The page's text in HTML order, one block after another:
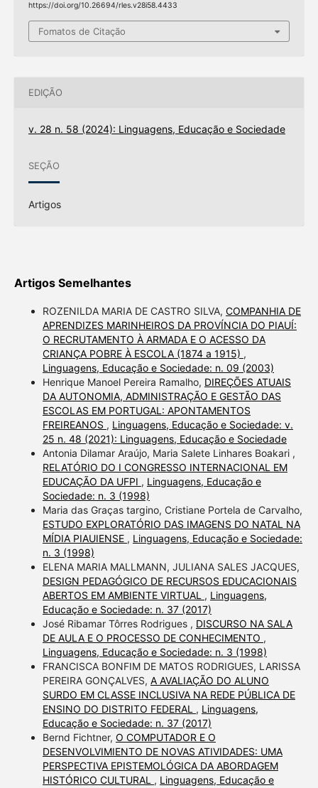
https://doi.org/10.26694/rles.v28i58.4433
Fomatos de Citação
EDIÇÃO
v. 28 n. 58 (2024): Linguagens, Educação e Sociedade
SEÇÃO
Artigos
Artigos Semelhantes
ROZENILDA MARIA DE CASTRO SILVA, COMPANHIA DE
APRENDIZES MARINHEIROS DA PROVÍNCIA DO PIAUÍ:
O RECRUTAMENTO À ARMADA E O ACESSO DA
CRIANÇA POBRE À ESCOLA (1874 a 1915) ,
Linguagens, Educação e Sociedade: n. 09 (2003)
Henrique Manoel Pereira Ramalho, DIREÇÕES ATUAIS
DA AUTONOMIA, ADMINISTRAÇÃO E GESTÃO DAS
ESCOLAS EM PORTUGAL: APONTAMENTOS
FREIREANOS , Linguagens, Educação e Sociedade: v.
25 n. 48 (2021): Linguagens, Educação e Sociedade
Antonia Dilamar Araújo, Maria Salete Linhares Boakari ,
RELATÓRIO DO I CONGRESSO INTERNACIONAL EM
EDUCAÇÃO DA UFPI , Linguagens, Educação e
Sociedade: n. 3 (1998)
Maria das Graças targino, Cristiane Portela de Carvalho,
ESTUDO EXPLORATÓRIO DAS IMAGENS DO NATAL NA
MÍDIA PIAUIENSE , Linguagens, Educação e Sociedade:
n. 3 (1998)
ELENA MARIA MALLMANN, JULIANA SALES JACQUES,
DESIGN PEDAGÓGICO DE RECURSOS EDUCACIONAIS
ABERTOS EM AMBIENTE VIRTUAL , Linguagens,
Educação e Sociedade: n. 37 (2017)
José Ribamar Tôrres Rodrigues , DISCURSO NA SALA
DE AULA E O PROCESSO DE CONHECIMENTO ,
Linguagens, Educação e Sociedade: n. 3 (1998)
FRANCISCA BONFIM DE MATOS RODRIGUES, LARISSA
PEREIRA GONÇALVES, A AVALIAÇÃO DO ALUNO
SURDO EM CLASSE INCLUSIVA NA REDE PÚBLICA DE
ENSINO DO DISTRITO FEDERAL , Linguagens,
Educação e Sociedade: n. 37 (2017)
Bernd Fichtner, O COMPUTADOR E O
DESENVOLVIMIENTO DE NOVAS ATIVIDADES: UMA
PERSPECTIVA EPISTEMOLÓGICA DA ABORDAGEM
HISTÓRICO CULTURAL , Linguagens, Educação e